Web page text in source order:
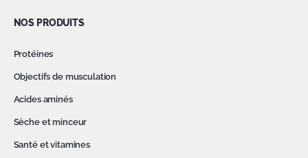
NOS PRODUITS
Protéines
Objectifs de musculation
Acides aminés
Sèche et minceur
Santé et vitamines